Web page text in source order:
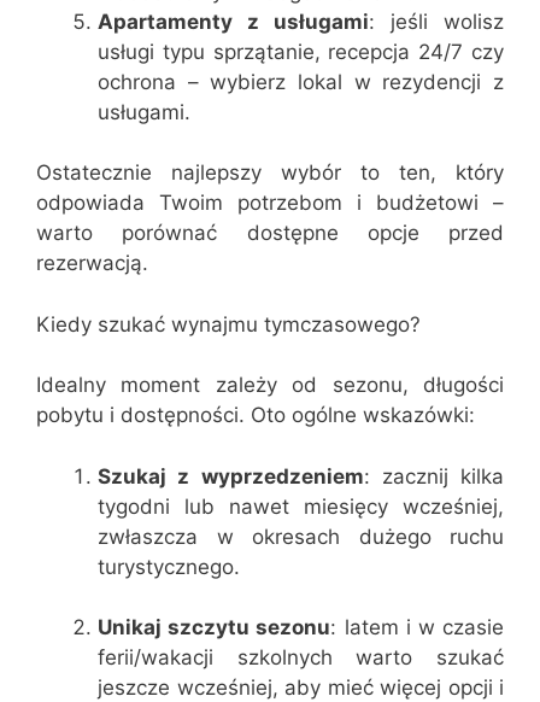
Apartamenty z usługami: jeśli wolisz
usługi typu sprzątanie, recepcja 24/7 czy
ochrona – wybierz lokal w rezydencji z
usługami.
Ostatecznie najlepszy wybór to ten, który
odpowiada Twoim potrzebom i budżetowi –
warto porównać dostępne opcje przed
rezerwacją.
Kiedy szukać wynajmu tymczasowego?
Idealny moment zależy od sezonu, długości
pobytu i dostępności. Oto ogólne wskazówki:
Szukaj z wyprzedzeniem: zacznij kilka
tygodni lub nawet miesięcy wcześniej,
zwłaszcza w okresach dużego ruchu
turystycznego.
Unikaj szczytu sezonu: latem i w czasie
ferii/wakacji szkolnych warto szukać
jeszcze wcześniej, aby mieć więcej opcji i